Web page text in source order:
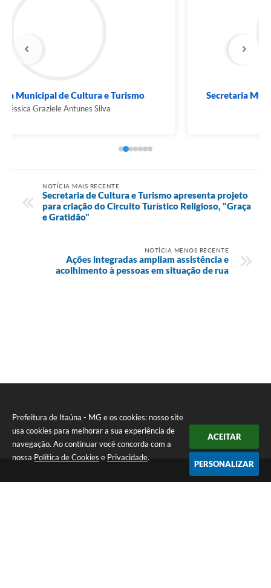
Prefeitura de Itaúna - MG e os cookies: nosso site
usa cookies para melhorar a sua experiência de
navegação. Ao continuar você concorda com a
nossa Política de Cookies e Privacidade.
ACEITAR
PERSONALIZAR
Secretaria Municipal de Desenvolvimento Social
Júlia Pereira da Fonseca
NOTÍCIA MAIS RECENTE
Secretaria de Cultura e Turismo apresenta projeto
para criação do Circuito Turístico Religioso, "Graça
e Gratidão"
NOTÍCIA MENOS RECENTE
Ações integradas ampliam assistência e
acolhimento à pessoas em situação de rua
Telefone: (37) 3249-9500